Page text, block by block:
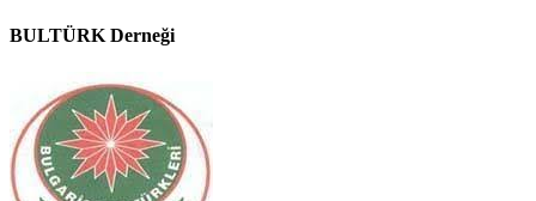
BULTÜRK Derneği